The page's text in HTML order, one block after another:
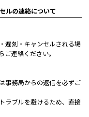
ルの連絡について
遅刻・キャンセルされる場
連絡ください。
事務局からの返信を必ずご
ラブルを避けるため、直接